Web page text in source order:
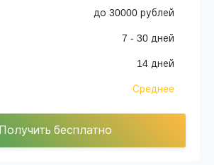
до 30000 рублей
7 - 30 дней
14 дней
Среднее
Получить бесплатно